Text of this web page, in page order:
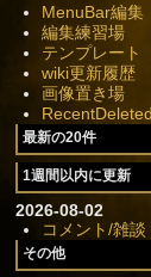
MenuBar編集
編集練習場
テンプレート
wiki更新履歴
画像置き場
RecentDeleted
最新の20件
1週間以内に更新
2026-08-02
コメント/雑
その他